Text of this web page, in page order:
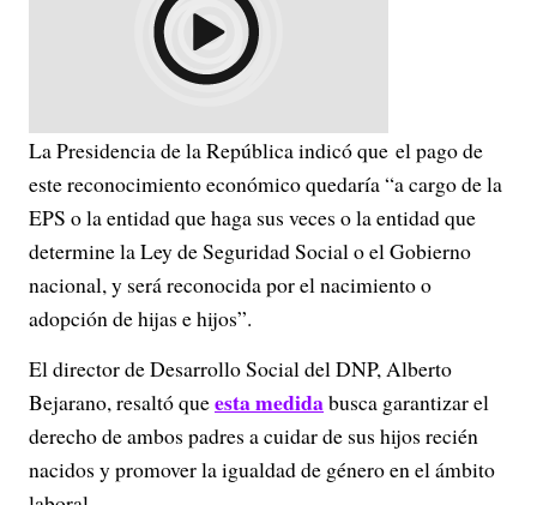
La Presidencia de la República indicó que el pago de
este reconocimiento económico quedaría “a cargo de la
EPS o la entidad que haga sus veces o la entidad que
determine la Ley de Seguridad Social o el Gobierno
nacional, y será reconocida por el nacimiento o
adopción de hijas e hijos”.
El director de Desarrollo Social del DNP, Alberto
Bejarano, resaltó queesta medidabusca garantizar el
derecho de ambos padres a cuidar de sus hijos recién
nacidos y promover la igualdad de género en el ámbito